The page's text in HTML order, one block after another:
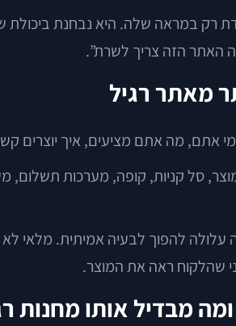
רק במראה שלה. היא נבחנת ביכולת
האתר הזה צריך לשרת”.
מאתר רגיל
אתם, מה אתם מציעים, איך יוצרים
שהלקוח ראה את המוצר.
מבדיל אותו מחנות